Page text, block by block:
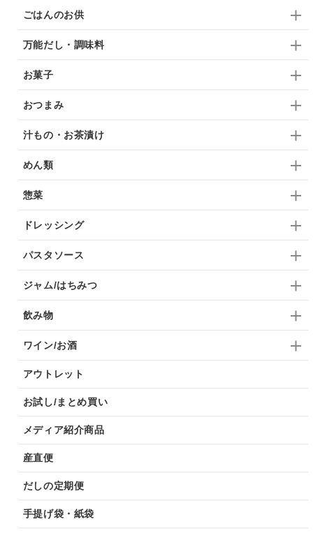
ごはんのお供
万能だし・調味料
お菓子
おつまみ
汁もの・お茶漬け
めん類
惣菜
ドレッシング
パスタソース
ジャム/はちみつ
飲み物
ワイン/お酒
アウトレット
お試し/まとめ買い
メディア紹介商品
産直便
だしの定期便
手提げ袋・紙袋